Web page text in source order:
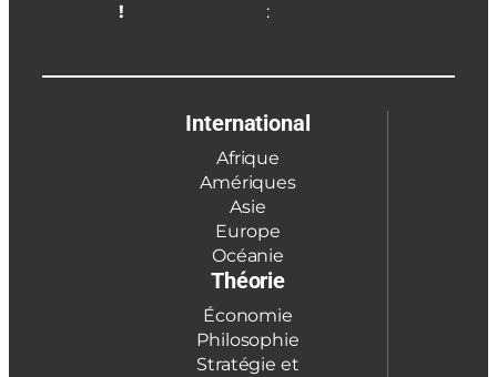
!
:
International
Afrique
Amériques
Asie
Europe
Océanie
Théorie
Économie
Philosophie
Stratégie et